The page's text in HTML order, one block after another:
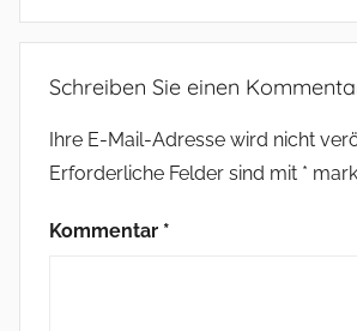
Schreiben Sie einen
Ihre E-Mail-Adresse wird nicht
Erforderliche Felder sind mit *
Kommentar *